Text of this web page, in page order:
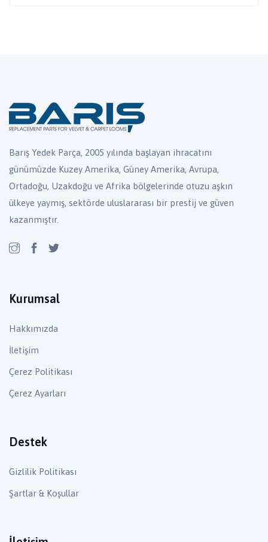
Barış Yedek Parça, 2005 yılında başlayan ihracatını
günümüzde Kuzey Amerika, Güney Amerika, Avrupa,
Ortadoğu, Uzakdoğu ve Afrika bölgelerinde otuzu aşkın
ülkeye yaymış, sektörde uluslararası bir prestij ve güven
kazanmıştır.
Kurumsal
Hakkımızda
İletişim
Çerez Politikası
Çerez Ayarları
Destek
Gizlilik Politikası
Şartlar & Koşullar